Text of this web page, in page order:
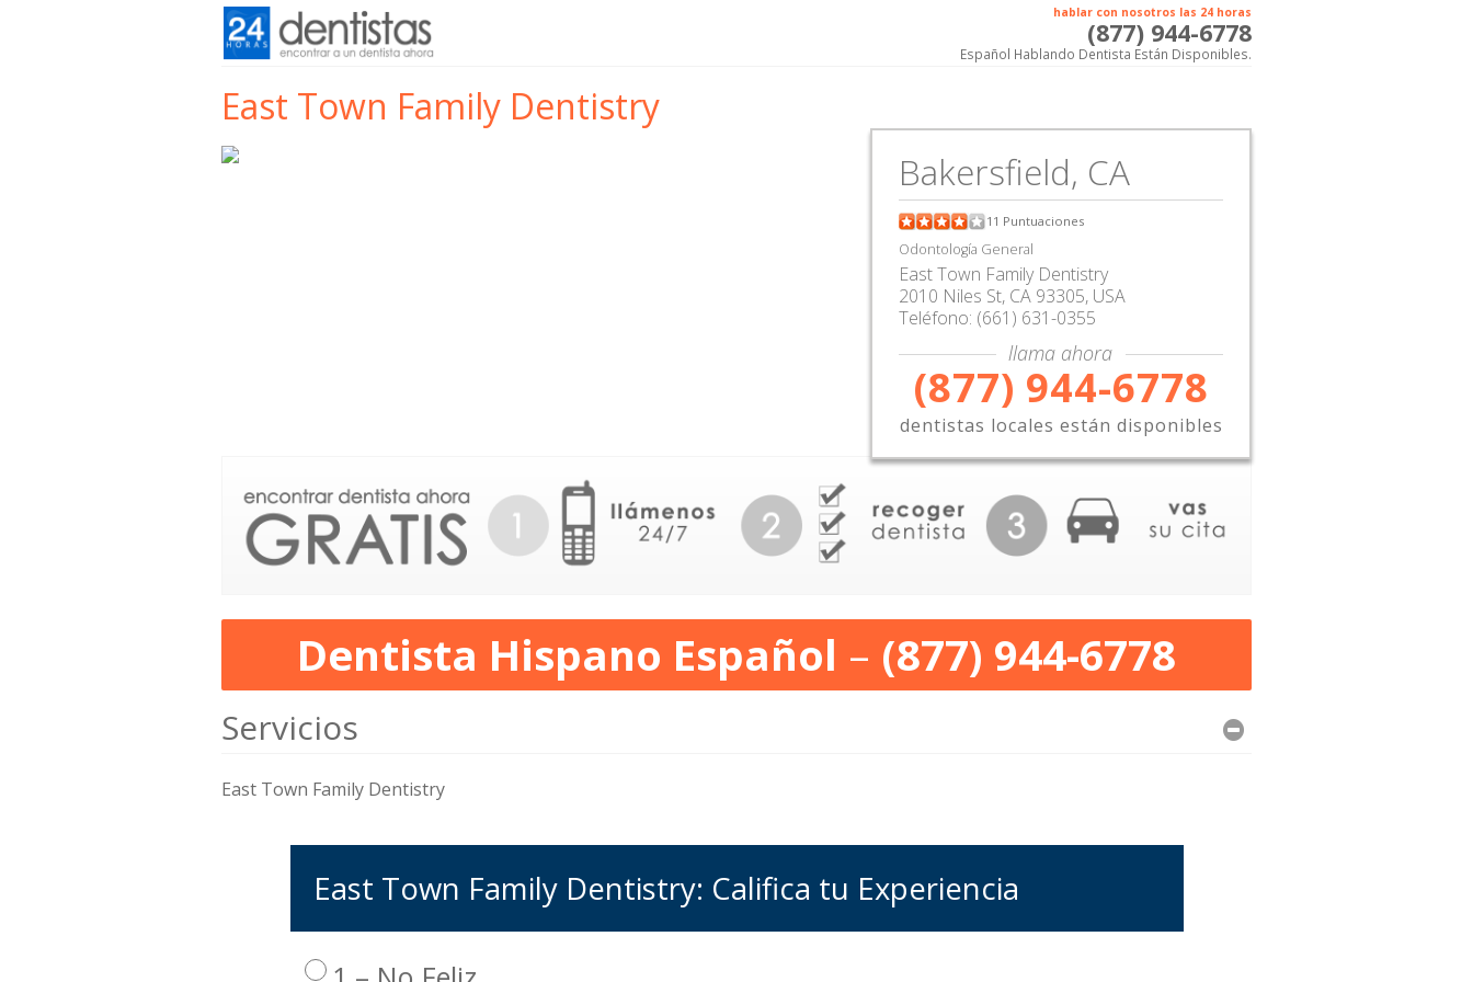
hablar con nosotros las 24 horas
(877) 944-6778
Español Hablando Dentista Están Disponibles.
East Town Family Dentistry
Bakersfield, CA
11 Puntuaciones
Odontología General
East Town Family Dentistry
2010 Niles St, CA 93305, USA
Teléfono: (661) 631-0355
llama ahora
(877) 944-6778
dentistas locales están disponibles
Dentista Hispano Español – (877) 944-6778
Servicios
East Town Family Dentistry
East Town Family Dentistry: Califica tu Experiencia